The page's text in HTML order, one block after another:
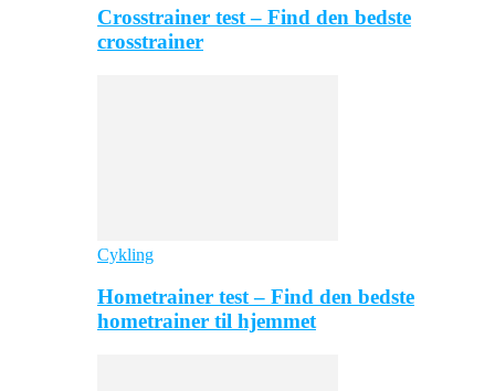
Crosstrainer test – Find den bedste
crosstrainer
Cykling
Hometrainer test – Find den bedste
hometrainer til hjemmet